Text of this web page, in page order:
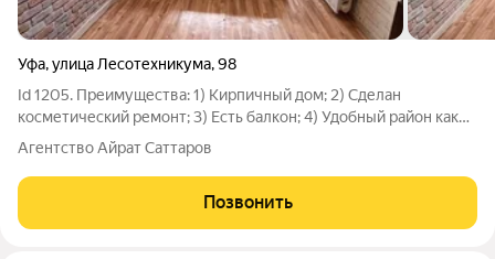
Уфа,улица Лесотехникума,98
Id 1205. Преимущества: 1) Kиpпичный дом; 2) Сделан
косметический ремонт; 3) Есть балкон; 4) Удобный район как
для собственного проживания так и для сдачи ; 5)
Недвижимость юpидичеcки чиcтая, быcтpый выxод на сделку,
чистая продажа, полная стоимость в
Агентство Айрат Саттаров
Позвонить